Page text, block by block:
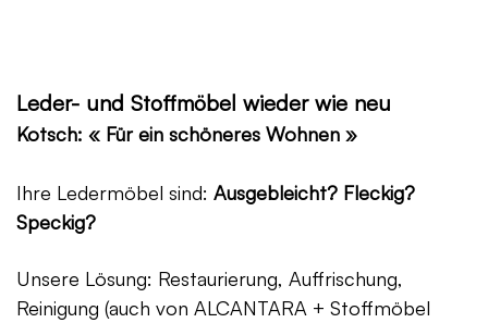
Leder- und Stoffmöbel wieder wie neu
Kotsch: « Für ein schöneres Wohnen »
Ihre Ledermöbel sind: Ausgebleicht? Fleckig?
Speckig?
Unsere Lösung: Restaurierung, Auffrischung,
Reinigung (auch von ALCANTARA + Stoffmöbel